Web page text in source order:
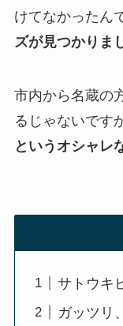
けてなかったん
ズが見つかりま
市内から名蔵の
るじゃないです
というオシャレ
サトウキ
ガッツリ